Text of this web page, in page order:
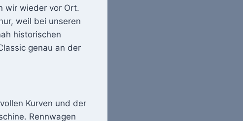
wir wieder vor Ort.
weil bei unseren
historischen
genau an der
Kurven und der
Rennwagen